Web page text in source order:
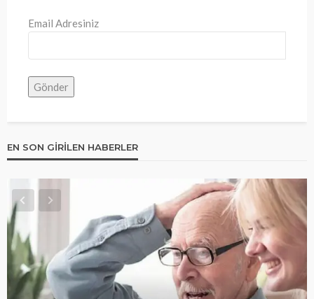
Email Adresiniz
EN SON GIRILEN HABERLER